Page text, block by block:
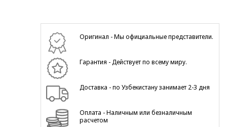
Оригинал - Мы официальные представители.
Гарантия - Действует по всему миру.
Доставка - по Узбекистану занимает 2-3 дня
Оплата - Наличным или безналичным
расчетом